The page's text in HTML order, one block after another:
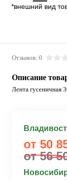
*внешний вид
Отзывов: 0
Описание
Лента гусеничная
от 50
от 56